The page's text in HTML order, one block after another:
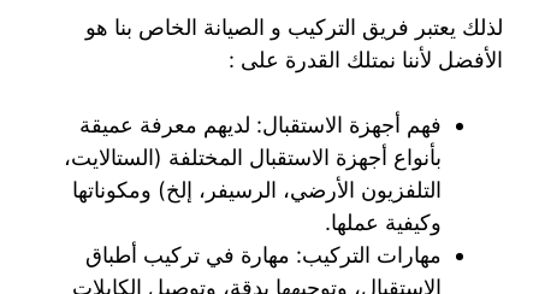
لذلك يعتبر فريق التركيب و الصيانة الخاص بنا هو
الأفضل لأننا نمتلك القدرة على :
فهم أجهزة الاستقبال: لديهم معرفة عميقة
بأنواع أجهزة الاستقبال المختلفة (الستالايت،
التلفزيون الأرضي، الرسيفر، إلخ) ومكوناتها
وكيفية عملها.
مهارات التركيب: مهارة في تركيب أطباق
الاستقبال، وتوجيهها بدقة، وتوصيل الكابلات